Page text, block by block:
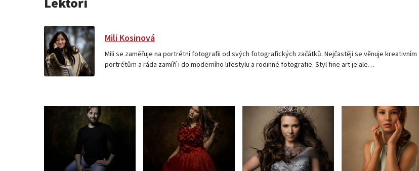
Mili Kosinová
Mili se zaměřuje na portrétní fotografii od svých fotografických začátků. Nejčastěji se věnuje kreativním
portrétům a ráda zamíří i do moderního lifestylu a rodinné fotografie. Styl fine art je ale…